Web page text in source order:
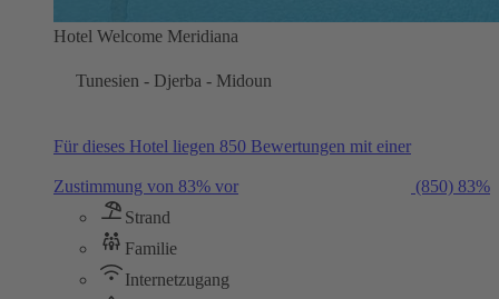
Hotel Welcome Meridiana
Tunesien - Djerba - Midoun
Für dieses Hotel liegen 850 Bewertungen mit einer
Zustimmung von 83% vor (850) 83%
Strand
Familie
Internetzugang